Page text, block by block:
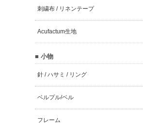
刺繍布 / リネンテープ
Acufactum生地
■ 小物
針 / ハサミ / リング
ベルプル/ベル
フレーム